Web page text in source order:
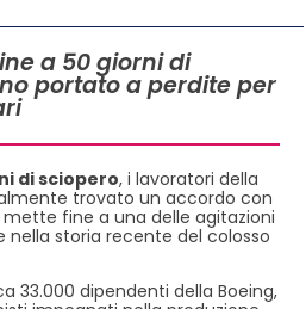
a 50 giorni di
portato a perdite per
di sciopero, i lavoratori della
trovato un accordo con
mette fine a una delle agitazioni
nella storia recente del colosso
33.000 dipendenti della Boeing,